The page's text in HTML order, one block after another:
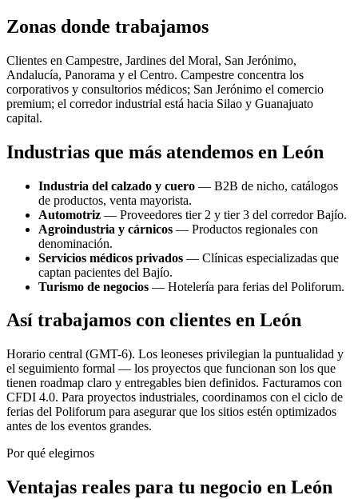
Zonas donde trabajamos
Clientes en Campestre, Jardines del Moral, San Jerónimo,
Andalucía, Panorama y el Centro. Campestre concentra los
corporativos y consultorios médicos; San Jerónimo el comercio
premium; el corredor industrial está hacia Silao y Guanajuato
capital.
Industrias que más atendemos en León
Industria del calzado y cuero — B2B de nicho, catálogos
de productos, venta mayorista.
Automotriz — Proveedores tier 2 y tier 3 del corredor Bajío.
Agroindustria y cárnicos — Productos regionales con
denominación.
Servicios médicos privados — Clínicas especializadas que
captan pacientes del Bajío.
Turismo de negocios — Hotelería para ferias del Poliforum.
Así trabajamos con clientes en León
Horario central (GMT-6). Los leoneses privilegian la puntualidad y
el seguimiento formal — los proyectos que funcionan son los que
tienen roadmap claro y entregables bien definidos. Facturamos con
CFDI 4.0. Para proyectos industriales, coordinamos con el ciclo de
ferias del Poliforum para asegurar que los sitios estén optimizados
antes de los eventos grandes.
Por qué elegirnos
Ventajas reales para tu negocio en León